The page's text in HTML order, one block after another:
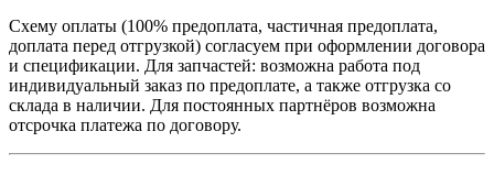
Схему оплаты (100% предоплата, частичная предоплата,
доплата перед отгрузкой) согласуем при оформлении договора
и спецификации. Для запчастей: возможна работа под
индивидуальный заказ по предоплате, а также отгрузка со
склада в наличии. Для постоянных партнёров возможна
отсрочка платежа по договору.